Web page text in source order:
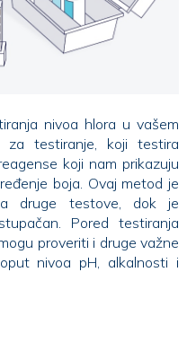
nivoa hlora u vašem
za testiranje, koji testira
koji nam prikazuju
boja. Ovaj metod je
druge testove, dok je
Pored testiranja
proveriti i druge važne
nivoa pH, alkalnosti i